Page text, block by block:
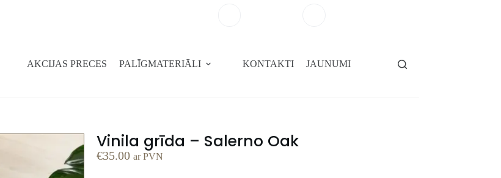
AKCIJAS PRECES PALĪGMATERIĀLI KONTAKTI JAUNUMI
Vinila grīda – Salerno Oak
€35.00 ar PVN